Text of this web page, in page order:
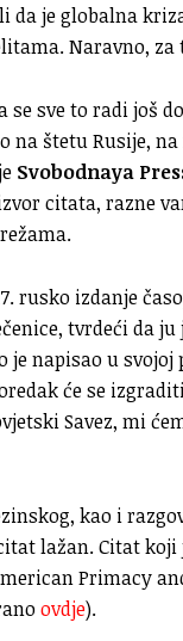
je globalna
Naravno, za
sve to radi još
na štetu Rusije,
Svobodnaya
citata, razne
rusko izdanje
tvrdeći da
je napisao u
će se
Savez, mi
kao i
lažan. Citat koji
Primacy
ovdje).